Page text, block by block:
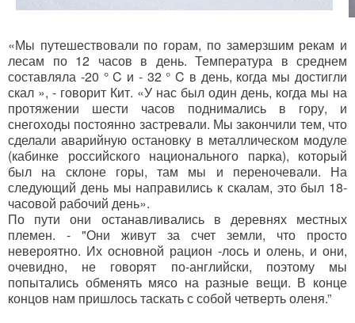
«Мы путешествовали по горам, по замерзшим рекам и
лесам по 12 часов в день. Температура в среднем
составляла -20 ° C и - 32 ° C в день, когда мы достигли
скал », - говорит Кит. «У нас был один день, когда мы на
протяжении шести часов поднимались в гору, и
снегоходы постоянно застревали. Мы закончили тем, что
сделали аварийную остановку в металлическом модуле
(кабинке российского национального парка), который
был на склоне горы, там мы и переночевали. На
следующий день мы направились к скалам, это был 18-
часовой рабочий день».
По пути они останавливались в деревнях местных
племен. - "Они живут за счет земли, что просто
невероятно. Их основной рацион -лось и олень, и они,
очевидно, не говорят по-английски, поэтому мы
попытались обменять мясо на разные вещи. В конце
концов нам пришлось таскать с собой четверть оленя.”